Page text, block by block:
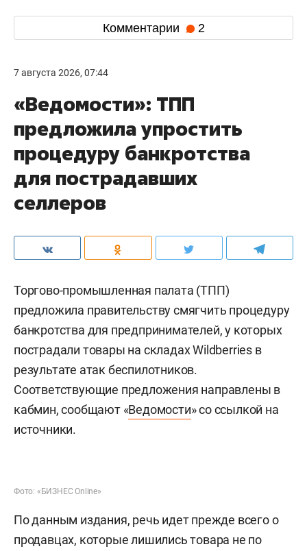
Комментарии 2
7 августа 2026, 07:44
«Ведомости»: ТПП
предложила упростить
процедуру банкротства
для пострадавших
селлеров
Торгово-промышленная палата (ТПП)
предложила правительству смягчить процедуру
банкротства для предпринимателей, у которых
пострадали товары на складах Wildberries в
результате атак беспилотников.
Соответствующие предложения направлены в
кабмин, сообщают «Ведомости» со ссылкой на
источники.
Фото: «БИЗНЕС Online»
По данным издания, речь идет прежде всего о
продавцах, которые лишились товара не по